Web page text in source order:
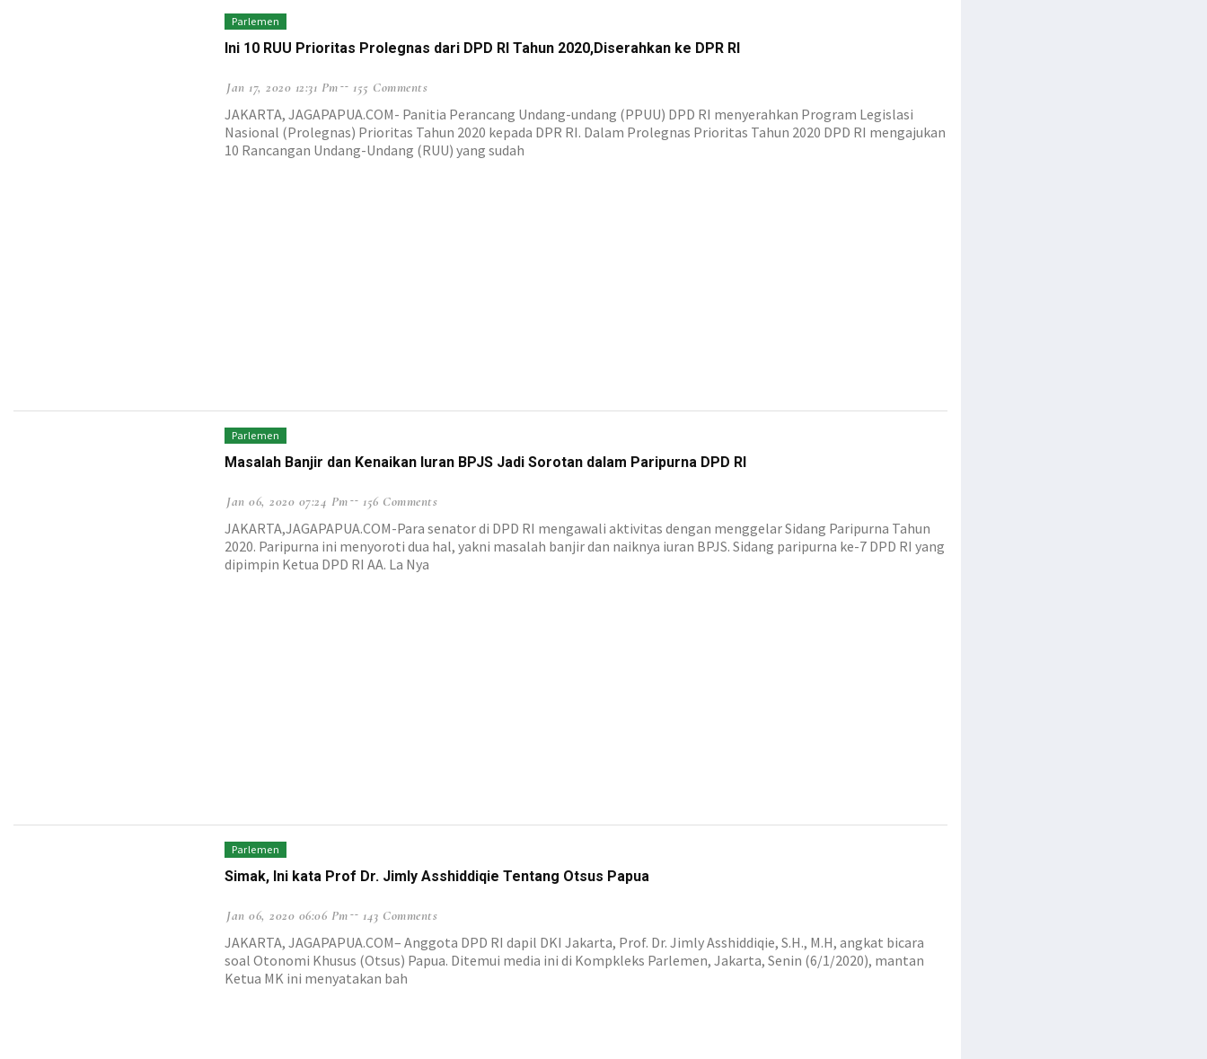
Parlemen
Ini 10 RUU Prioritas Prolegnas dari DPD RI Tahun 2020,Diserahkan ke DPR RI
Jan 17, 2020 12:31 Pm 155 Comments
JAKARTA, JAGAPAPUA.COM- Panitia Perancang Undang-undang (PPUU) DPD RI menyerahkan Program Legislasi
Nasional (Prolegnas) Prioritas Tahun 2020 kepada DPR RI. Dalam Prolegnas Prioritas Tahun 2020 DPD RI mengajukan
10 Rancangan Undang-Undang (RUU) yang sudah
Parlemen
Masalah Banjir dan Kenaikan Iuran BPJS Jadi Sorotan dalam Paripurna DPD RI
Jan 06, 2020 07:24 Pm 156 Comments
JAKARTA,JAGAPAPUA.COM-Para senator di DPD RI mengawali aktivitas dengan menggelar Sidang Paripurna Tahun
2020. Paripurna ini menyoroti dua hal, yakni masalah banjir dan naiknya iuran BPJS. Sidang paripurna ke-7 DPD RI yang
dipimpin Ketua DPD RI AA. La Nya
Parlemen
Simak, Ini kata Prof Dr. Jimly Asshiddiqie Tentang Otsus Papua
Jan 06, 2020 06:06 Pm 143 Comments
JAKARTA, JAGAPAPUA.COM– Anggota DPD RI dapil DKI Jakarta, Prof. Dr. Jimly Asshiddiqie, S.H., M.H, angkat bicara
soal Otonomi Khusus (Otsus) Papua. Ditemui media ini di Kompkleks Parlemen, Jakarta, Senin (6/1/2020), mantan
Ketua MK ini menyatakan bah